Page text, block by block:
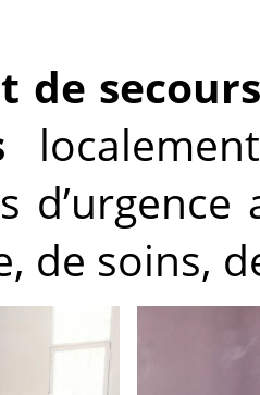
de secours
localement
de soins,